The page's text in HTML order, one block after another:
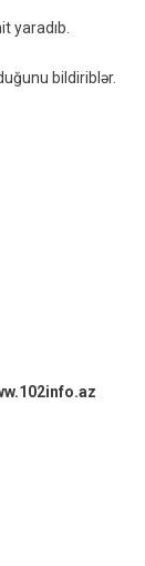
yaradıb.
bildiriblər.